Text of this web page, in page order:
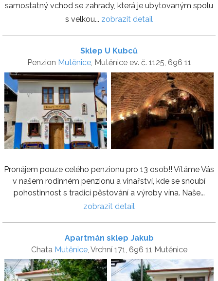
samostatný vchod se zahrady, která je ubytovaným spolu
s velkou... zobrazit detail
Sklep U Kubců
Penzion Mutěnice, Mutěnice ev. č. 1125, 696 11
Pronájem pouze celého penzionu pro 13 osob!! Vítáme Vás
v našem rodinném penzionu a vinařství, kde se snoubí
pohostinnost s tradicí pěstování a výroby vína. Naše...
zobrazit detail
Apartmán sklep Jakub
Chata Mutěnice, Vrchní 171, 696 11 Mutěnice